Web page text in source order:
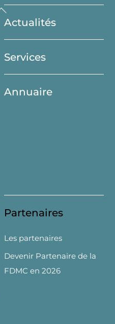
Back
To
Top
Actualités
Services
Annuaire
Partenaires
Les partenaires
Devenir Partenaire de la
FDMC en 2026